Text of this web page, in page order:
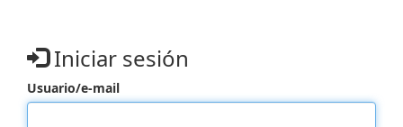
Iniciar sesión
Usuario/e-mail